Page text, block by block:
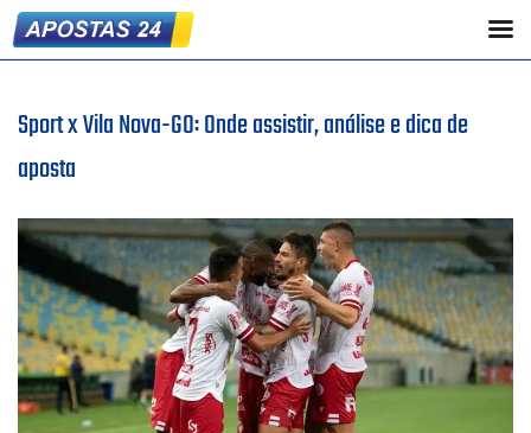
Sport x Vila Nova-GO: Onde assistir, análise e dica de
aposta